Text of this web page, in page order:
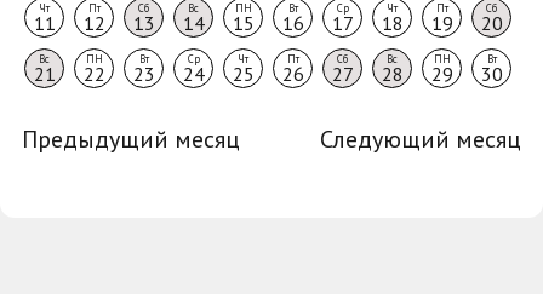
Чт
11
Пт
12
Сб
13
Вс
14
ПН
15
Вт
16
Ср
17
Чт
18
Пт
19
Сб
20
Вс
21
ПН
22
Вт
23
Ср
24
Чт
25
Пт
26
Сб
27
Вс
28
ПН
29
Вт
30
Предыдущий месяц Следующий месяц